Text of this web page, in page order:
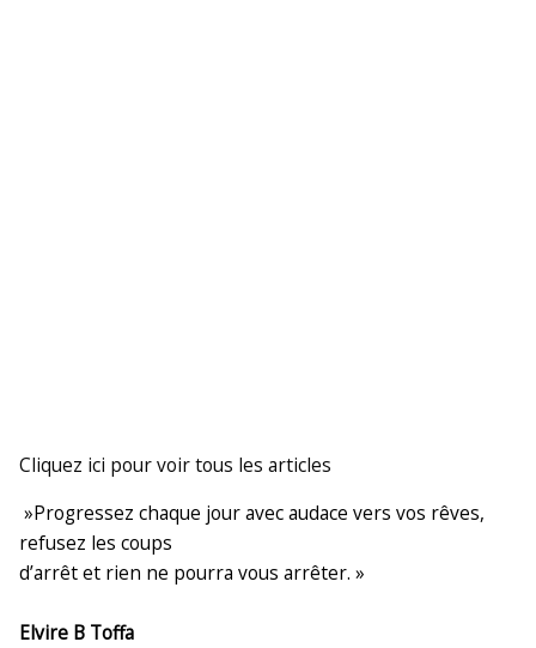
Cliquez ici pour voir tous les articles
»Progressez chaque jour avec audace vers vos rêves,
refusez les coups
d’arrêt et rien ne pourra vous arrêter. »
Elvire B Toffa